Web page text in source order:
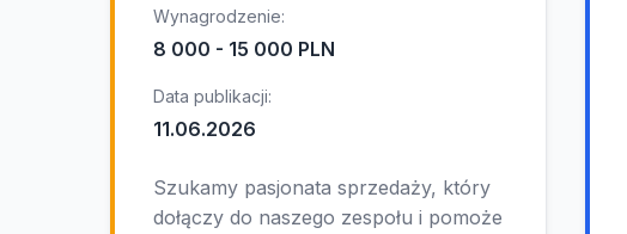
Wynagrodzenie:
8 000 - 15 000 PLN
Data publikacji:
11.06.2026
Szukamy pasjonata sprzedaży, który
dołączy do naszego zespołu i pomoże